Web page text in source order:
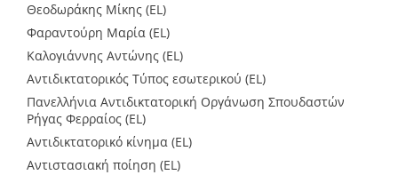
Θεοδωράκης Μίκης (EL)
Φαραντούρη Μαρία (EL)
Καλογιάννης Αντώνης (EL)
Αντιδικτατορικός Τύπος εσωτερικού (EL)
Πανελλήνια Αντιδικτατορική Οργάνωση Σπουδαστών
Ρήγας Φερραίος (EL)
Αντιδικτατορικό κίνημα (EL)
Αντιστασιακή ποίηση (EL)